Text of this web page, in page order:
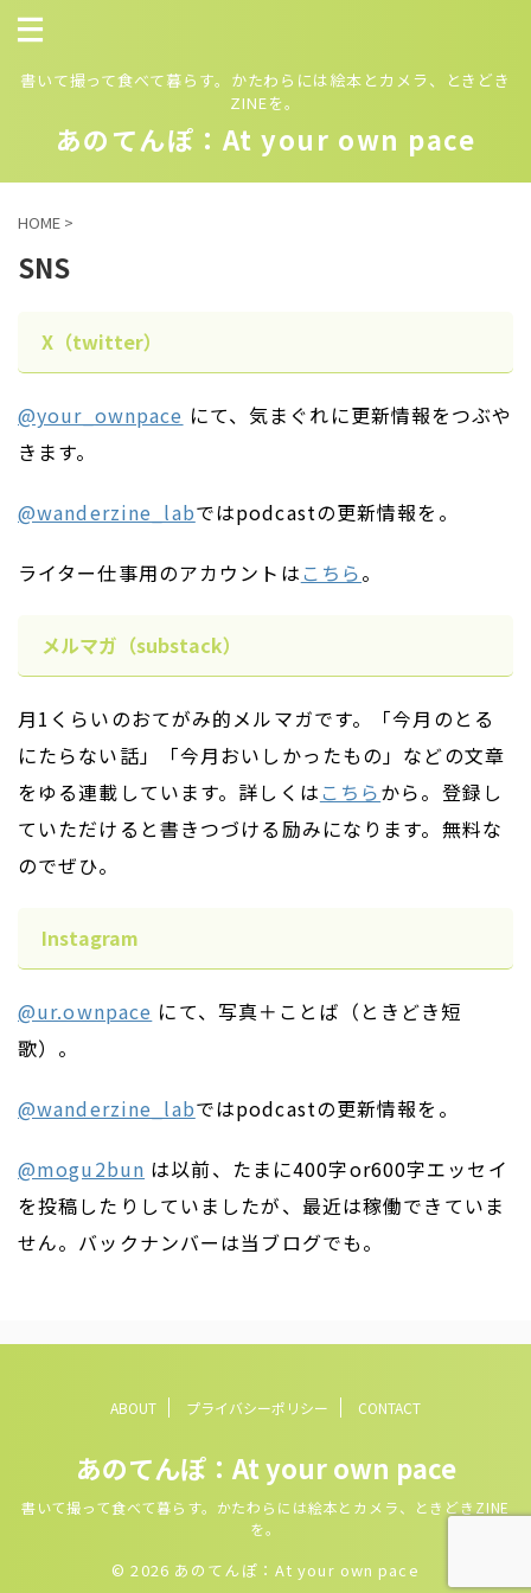
書いて撮って食べて暮らす。かたわらには絵本とカメラ、ときどき
ZINEを。
あのてんぽ：At your own pace
HOME >
SNS
X（twitter）
@your_ownpace にて、気まぐれに更新情報をつぶや
きます。
@wanderzine_labではpodcastの更新情報を。
ライター仕事用のアカウントは こちら。
メルマガ（substack）
月1くらいのおてがみ的メルマガです。「今月のとる
にたらない話」「今月おいしかったもの」などの文章
をゆる連載しています。詳しくは こちらから。登録し
ていただけると書きつづける励みになります。無料な
のでぜひ。
Instagram
@ur.ownpace にて、写真＋ことば（ときどき短
歌）。
@wanderzine_labではpodcastの更新情報を。
@mogu2bun は以前、たまに400字or600字エッセイ
を投稿したりしていましたが、最近は稼働できていま
せん。バックナンバーは当ブログでも。
ABOUT プライバシーポリシー CONTACT
あのてんぽ：At your own pace
書いて撮って食べて暮らす。かたわらには絵本とカメラ、ときどきZINE
を。
© 2026 あのてんぽ：At your own pace